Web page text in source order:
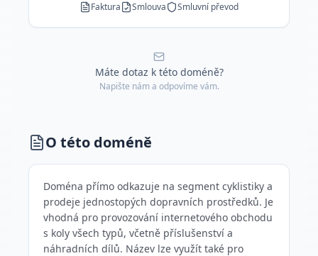
Faktura Smlouva Smluvní převod
Máte dotaz k této doméně?
Napište nám a odpovíme vám.
O této doméně
Doména přímo odkazuje na segment cyklistiky a
prodeje jednostopých dopravních prostředků. Je
vhodná pro provozování internetového obchodu
s koly všech typů, včetně příslušenství a
náhradních dílů. Název lze využít také pro